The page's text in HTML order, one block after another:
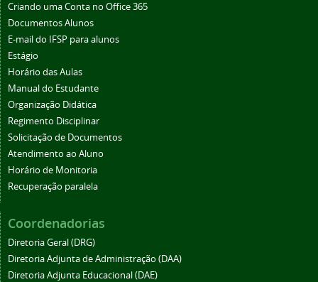
Criando uma Conta no Office 365
Documentos Alunos
E-mail do IFSP para alunos
Estágio
Horário das Aulas
Manual do Estudante
Organização Didática
Regimento Disciplinar
Solicitação de Documentos
Atendimento ao Aluno
Horário de Monitoria
Recuperação paralela
Coordenadorias
Diretoria Geral (DRG)
Diretoria Adjunta de Administração (DAA)
Diretoria Adjunta Educacional (DAE)